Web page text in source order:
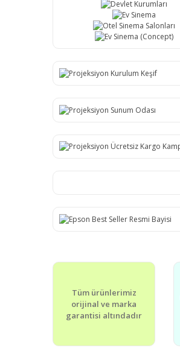
Tüm ürünlerimiz
orijinal ve marka
garantisi altındadır